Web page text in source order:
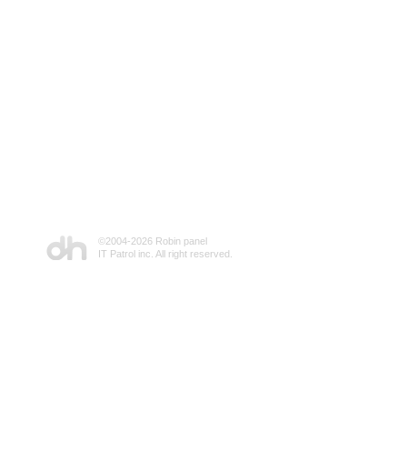
©2004-2026 Robin panel
IT Patrol inc. All right reserved.